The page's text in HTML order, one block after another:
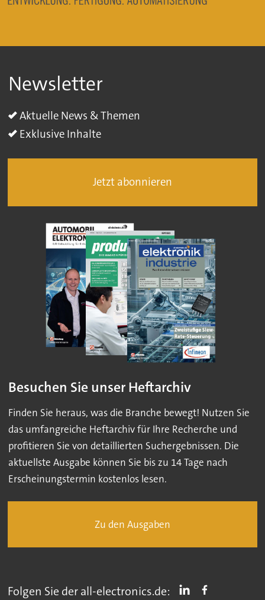
Newsletter
Aktuelle News & Themen
Exklusive Inhalte
Jetzt abonnieren
Besuchen Sie unser Heftarchiv
Finden Sie heraus, was die Branche bewegt! Nutzen Sie
das umfangreiche Heftarchiv für Ihre Recherche und
profitieren Sie von detaillierten Suchergebnissen. Die
aktuellste Ausgabe können Sie bis zu 14 Tage nach
Erscheinungstermin kostenlos lesen.
Zu den Ausgaben
Folgen Sie der all-electronics.de: